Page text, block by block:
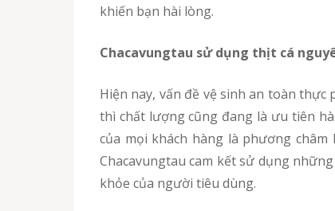
khiến bạn hài lòng.
Chacavungtau sử dụng thịt cá
Hiện nay, vấn đề vệ sinh an toàn thực phẩm rất được quan tâm, chú trọng hàng đầu, cùng với tình hình kinh tế phát triển, bên cạnh yếu tố giá cả
thì chất lượng cũng đang là ưu tiên
của mọi khách hàng là phương
Chacavungtau cam kết sử dụng
khỏe của người tiêu dùng.